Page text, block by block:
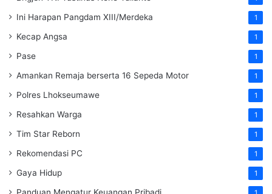
Ini Harapan Pangdam XIII/Merdeka 1
Kecap Angsa 1
Pase 1
Amankan Remaja berserta 16 Sepeda Motor 1
Polres Lhokseumawe 1
Resahkan Warga 1
Tim Star Reborn 1
Rekomendasi PC 1
Gaya Hidup 1